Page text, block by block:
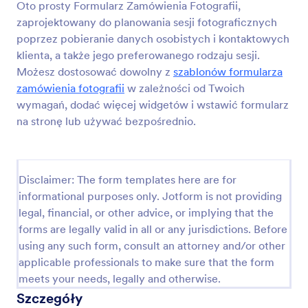
Oto prosty Formularz Zamówienia Fotografii,
zaprojektowany do planowania sesji fotograficznych
poprzez pobieranie danych osobistych i kontaktowych
klienta, a także jego preferowanego rodzaju sesji.
Możesz dostosować dowolny z szablonów formularza
zamówienia fotografii w zależności od Twoich
wymagań, dodać więcej widgetów i wstawić formularz
na stronę lub używać bezpośrednio.
Disclaimer: The form templates here are for
informational purposes only. Jotform is not providing
legal, financial, or other advice, or implying that the
forms are legally valid in all or any jurisdictions. Before
using any such form, consult an attorney and/or other
applicable professionals to make sure that the form
meets your needs, legally and otherwise.
Szczegóły
Ciebie zdjęć w celach promocyjnych. Promowanie
swojego portfolio na mediach społecznościowych
to niezastąpiony sposób na przyciągnięcie klientów.
Szablon zawiera pola zbierające dane klienta, zgodę
na wykorzystanie wizerunku w mediach
społecznościowych oraz wiążący prawnie podpis
elektroniczny.
Podgląd